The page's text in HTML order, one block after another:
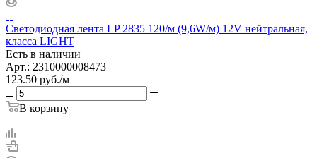
Светодиодная лента LP 2835 120/м (9,6W/м) 12V нейтральная,
класса LIGHT
Есть в наличии
Арт.: 2310000008473
123.50 руб./м
В корзину